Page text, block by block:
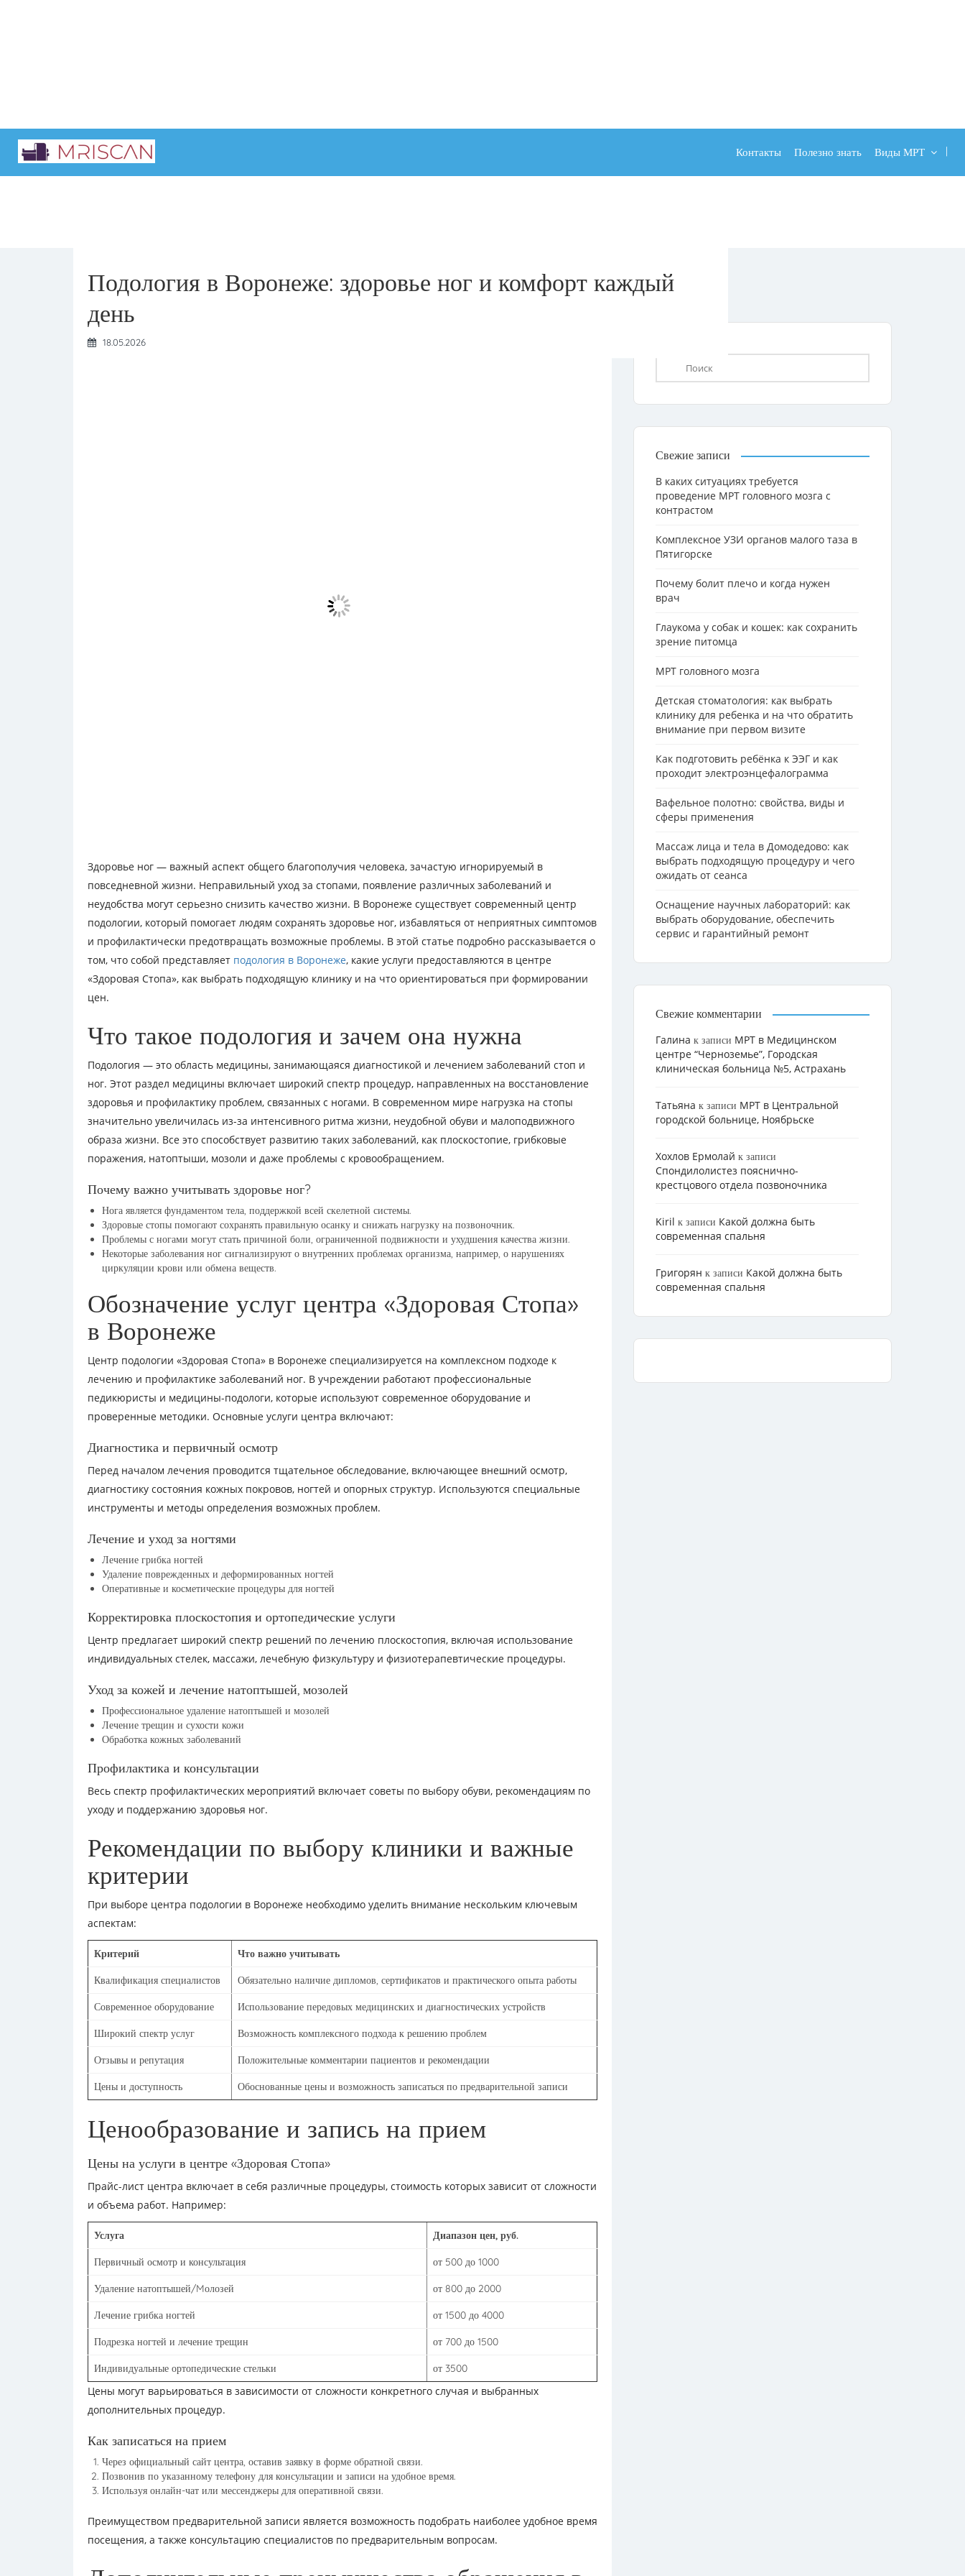
Контакты Полезно знать Виды МРТ
Подология в Воронеже: здоровье ног и комфорт каждый
день
18.05.2026
Здоровье ног — важный аспект общего благополучия человека, зачастую игнорируемый в
повседневной жизни. Неправильный уход за стопами, появление различных заболеваний и
неудобства могут серьезно снизить качество жизни. В Воронеже существует современный центр
подологии, который помогает людям сохранять здоровье ног, избавляться от неприятных симптомов
и профилактически предотвращать возможные проблемы. В этой статье подробно рассказывается о
том, что собой представляет подология в Воронеже, какие услуги предоставляются в центре
«Здоровая Стопа», как выбрать подходящую клинику и на что ориентироваться при формировании
цен.
Что такое подология и зачем она нужна
Подология — это область медицины, занимающаяся диагностикой и лечением заболеваний стоп и
ног. Этот раздел медицины включает широкий спектр процедур, направленных на восстановление
здоровья и профилактику проблем, связанных с ногами. В современном мире нагрузка на стопы
значительно увеличилась из-за интенсивного ритма жизни, неудобной обуви и малоподвижного
образа жизни. Все это способствует развитию таких заболеваний, как плоскостопие, грибковые
поражения, натоптыши, мозоли и даже проблемы с кровообращением.
Почему важно учитывать здоровье ног?
Нога является фундаментом тела, поддержкой всей скелетной системы.
Здоровые стопы помогают сохранять правильную осанку и снижать нагрузку на позвоночник.
Проблемы с ногами могут стать причиной боли, ограниченной подвижности и ухудшения качества жизни.
Некоторые заболевания ног сигнализируют о внутренних проблемах организма, например, о нарушениях
циркуляции крови или обмена веществ.
Обозначение услуг центра «Здоровая Стопа»
в Воронеже
Центр подологии «Здоровая Стопа» в Воронеже специализируется на комплексном подходе к
лечению и профилактике заболеваний ног. В учреждении работают профессиональные
педикюристы и медицины-подологи, которые используют современное оборудование и
проверенные методики. Основные услуги центра включают:
Диагностика и первичный осмотр
Перед началом лечения проводится тщательное обследование, включающее внешний осмотр,
диагностику состояния кожных покровов, ногтей и опорных структур. Используются специальные
инструменты и методы определения возможных проблем.
Лечение и уход за ногтями
Лечение грибка ногтей
Удаление поврежденных и деформированных ногтей
Оперативные и косметические процедуры для ногтей
Корректировка плоскостопия и ортопедические услуги
Центр предлагает широкий спектр решений по лечению плоскостопия, включая использование
индивидуальных стелек, массажи, лечебную физкультуру и физиотерапевтические процедуры.
Уход за кожей и лечение натоптышей, мозолей
Профессиональное удаление натоптышей и мозолей
Лечение трещин и сухости кожи
Обработка кожных заболеваний
Профилактика и консультации
Весь спектр профилактических мероприятий включает советы по выбору обуви, рекомендациям по
уходу и поддержанию здоровья ног.
Рекомендации по выбору клиники и важные
критерии
При выборе центра подологии в Воронеже необходимо уделить внимание нескольким ключевым
аспектам:
Критерий Что важно учитывать
Квалификация специалистов Обязательно наличие дипломов, сертификатов и практического опыта работы
Современное оборудование Использование передовых медицинских и диагностических устройств
Широкий спектр услуг Возможность комплексного подхода к решению проблем
Отзывы и репутация Положительные комментарии пациентов и рекомендации
Цены и доступность Обоснованные цены и возможность записаться по предварительной записи
Ценообразование и запись на прием
Цены на услуги в центре «Здоровая Стопа»
Прайс-лист центра включает в себя различные процедуры, стоимость которых зависит от сложности
и объема работ. Например:
Услуга Диапазон цен, руб.
Первичный осмотр и консультация от 500 до 1000
Удаление натоптышей/Mолозей от 800 до 2000
Лечение грибка ногтей от 1500 до 4000
Подрезка ногтей и лечение трещин от 700 до 1500
Индивидуальные ортопедические стельки от 3500
Цены могут варьироваться в зависимости от сложности конкретного случая и выбранных
дополнительных процедур.
Как записаться на прием
Через официальный сайт центра, оставив заявку в форме обратной связи.
Позвонив по указанному телефону для консультации и записи на удобное время.
Используя онлайн-чат или мессенджеры для оперативной связи.
Преимуществом предварительной записи является возможность подобрать наиболее удобное время
посещения, а также консультацию специалистов по предварительным вопросам.
Свежие записи
В каких ситуациях требуется
проведение МРТ головного мозга с
контрастом
Комплексное УЗИ органов малого таза в
Пятигорске
Почему болит плечо и когда нужен
врач
Глаукома у собак и кошек: как сохранить
зрение питомца
МРТ головного мозга
Детская стоматология: как выбрать
клинику для ребенка и на что обратить
внимание при первом визите
Как подготовить ребёнка к ЭЭГ и как
проходит электроэнцефалограмма
Вафельное полотно: свойства, виды и
сферы применения
Массаж лица и тела в Домодедово: как
выбрать подходящую процедуру и чего
ожидать от сеанса
Оснащение научных лабораторий: как
выбрать оборудование, обеспечить
сервис и гарантийный ремонт
Свежие комментарии
Галина к записи МРТ в Медицинском
центре “Черноземье”, Городская
клиническая больница №5, Астрахань
Татьяна к записи МРТ в Центральной
городской больнице, Ноябрьске
Хохлов Ермолай к записи
Cпондилолистез пояснично-
крестцового отдела позвоночника
Kiril к записи Какой должна быть
современная спальня
Григорян к записи Какой должна быть
современная спальня